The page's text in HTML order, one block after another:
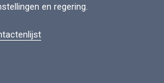
en regering.